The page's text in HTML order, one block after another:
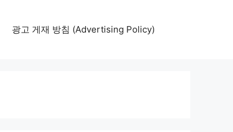
광고 게재 방침 (Advertising Policy)